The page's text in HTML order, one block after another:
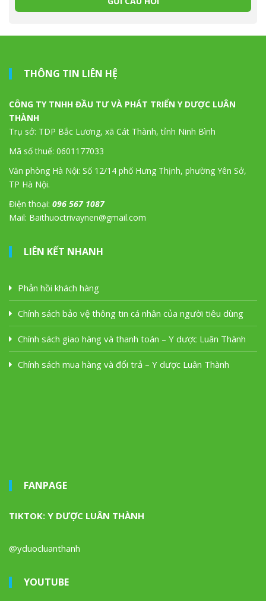
THÔNG TIN LIÊN HỆ
CÔNG TY TNHH ĐẦU TƯ VÀ PHÁT TRIỂN Y DƯỢC LUÂN
THÀNH
Trụ sở: TDP Bắc Lương, xã Cát Thành, tỉnh Ninh Bình
Mã số thuế: 0601177033
Văn phòng Hà Nội: Số 12/14 phố Hưng Thịnh, phường Yên Sở,
TP Hà Nội.
Điện thoại: 096 567 1087
Mail: Baithuoctrivaynen@gmail.com
LIÊN KẾT NHANH
Phản hồi khách hàng
Chính sách bảo vệ thông tin cá nhân của người tiêu dùng
Chính sách giao hàng và thanh toán – Y dược Luân Thành
Chính sách mua hàng và đổi trả – Y dược Luân Thành
FANPAGE
TIKTOK: Y DƯỢC LUÂN THÀNH
@yduocluanthanh
YOUTUBE